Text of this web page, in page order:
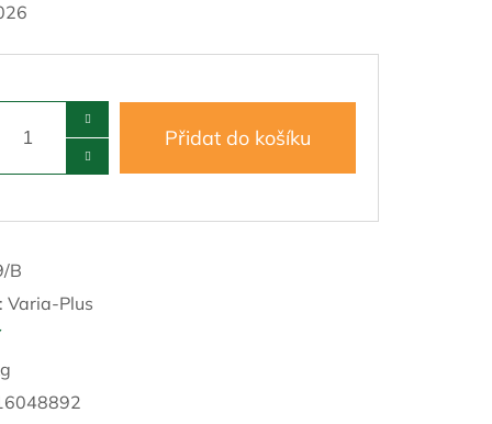
Přidat do košíku
B
Varia-Plus